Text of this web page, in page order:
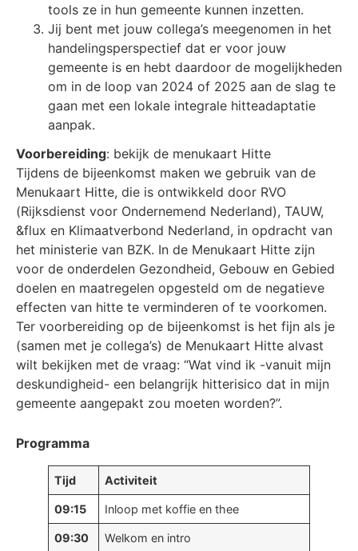
tools ze in hun gemeente kunnen inzetten.
Jij bent met jouw collega’s meegenomen in het
handelingsperspectief dat er voor jouw
gemeente is en hebt daardoor de mogelijkheden
om in de loop van 2024 of 2025 aan de slag te
gaan met een lokale integrale hitteadaptatie
aanpak.
Voorbereiding: bekijk de menukaart Hitte
Tijdens de bijeenkomst maken we gebruik van de
Menukaart Hitte, die is ontwikkeld door RVO
(Rijksdienst voor Ondernemend Nederland), TAUW,
&flux en Klimaatverbond Nederland, in opdracht van
het ministerie van BZK. In de Menukaart Hitte zijn
voor de onderdelen Gezondheid, Gebouw en Gebied
doelen en maatregelen opgesteld om de negatieve
effecten van hitte te verminderen of te voorkomen.
Ter voorbereiding op de bijeenkomst is het fijn als je
(samen met je collega’s) de Menukaart Hitte alvast
wilt bekijken met de vraag: “Wat vind ik -vanuit mijn
deskundigheid- een belangrijk hitterisico dat in mijn
gemeente aangepakt zou moeten worden?”.
Programma
Tijd Activiteit
09:15 Inloop met koffie en thee
09:30 Welkom en intro